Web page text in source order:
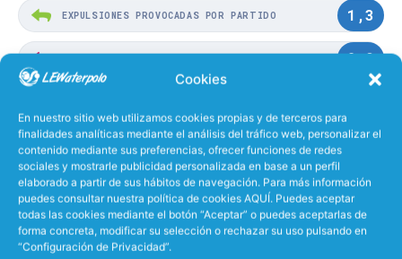
Cookies
En nuestro sitio web utilizamos cookies propias y de terceros para
finalidades analíticas mediante el análisis del tráfico web, personalizar el
contenido mediante sus preferencias, ofrecer funciones de redes
sociales y mostrarle publicidad personalizada en base a un perfil
elaborado a partir de sus hábitos de navegación. Para más información
puedes consultar nuestra política de cookies AQUÍ. Puedes aceptar
todas las cookies mediante el botón “Aceptar” o puedes aceptarlas de
forma concreta, modificar su selección o rechazar su uso pulsando en
“Configuración de Privacidad”.
EXPULSIONES PROVOCADAS POR PARTIDO 1,3
0,9
EFECTIVIDAD LANZANDO
EFECTIVIDAD LANZANDO PENALTIS 9%
EFECTIVIDAD EN SUPERIORIDAD 36%